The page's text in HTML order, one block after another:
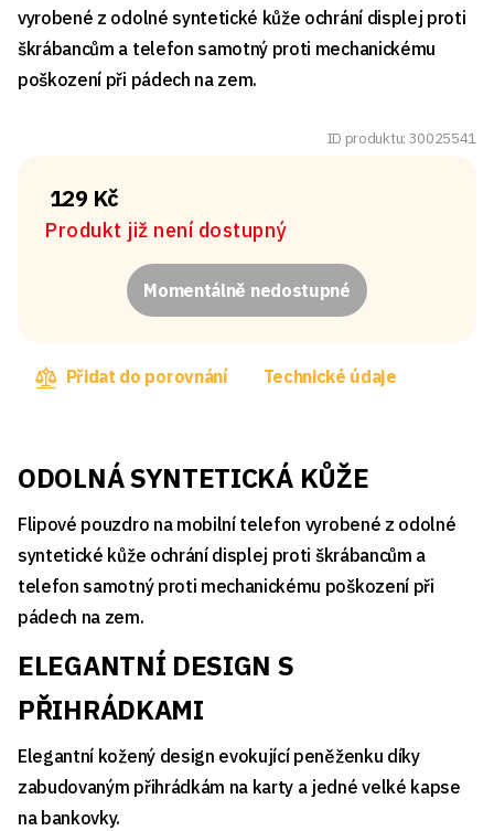
vyrobené z odolné syntetické kůže ochrání displej proti
škrábancům a telefon samotný proti mechanickému
poškození při pádech na zem.
ID produktu: 30025541
129 Kč
Produkt již není dostupný
Momentálně nedostupné
Přidat do porovnání Technické údaje
ODOLNÁ SYNTETICKÁ KŮŽE
Flipové pouzdro na mobilní telefon vyrobené z odolné
syntetické kůže ochrání displej proti škrábancům a
telefon samotný proti mechanickému poškození při
pádech na zem.
ELEGANTNÍ DESIGN S
PŘIHRÁDKAMI
Elegantní kožený design evokující peněženku díky
zabudovaným přihrádkám na karty a jedné velké kapse
na bankovky.